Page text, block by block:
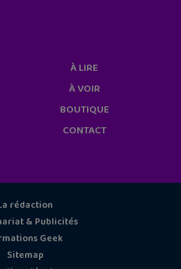
À LIRE
À VOIR
BOUTIQUE
CONTACT
rédaction
& Publicités
Geek
Sitemap